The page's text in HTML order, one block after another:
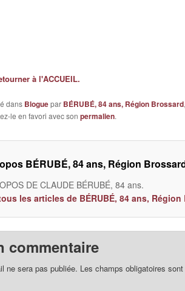
à l'ACCUEIL.
dans Bloguepar BÉRUBÉ, 84 ans, Région Brossard
le en favori avec son permalien.
BÉRUBÉ, 84 ans, Région
DE CLAUDE BÉRUBÉ, 84 ans.
les articles de BÉRUBÉ, 84 ans,
commentaire
ne sera pas publiée. Les champs obligatoires